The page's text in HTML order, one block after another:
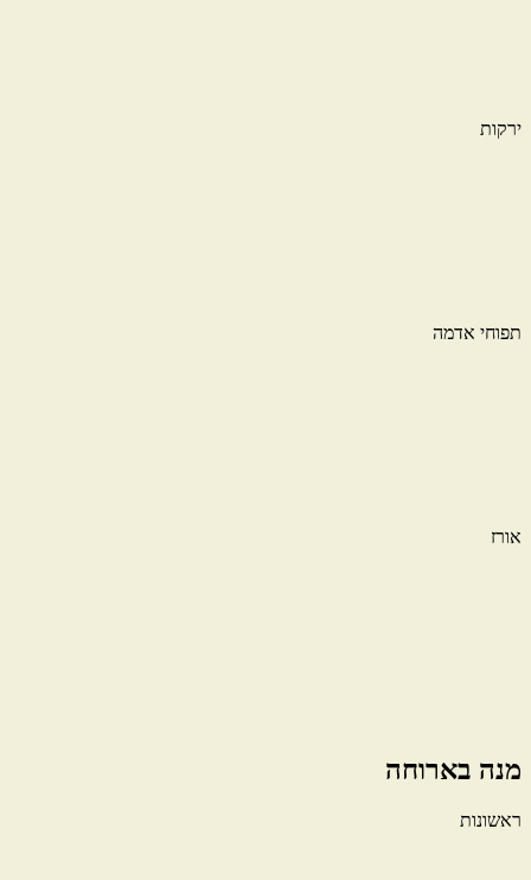
ירקות
תפוחי אדמה
אורז
מנה בארוחה
ראשונות